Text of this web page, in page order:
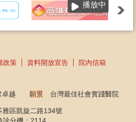
播放中
政策 資料開放宣告
院內信箱
卓越 願景 台灣最佳社會實踐醫院
區凱旋二路134號